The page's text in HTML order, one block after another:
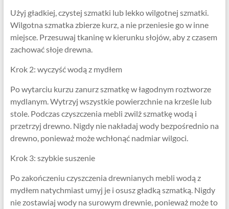
Użyj gładkiej, czystej szmatki lub lekko wilgotnej szmatki.
Wilgotna szmatka zbierze kurz, a nie przeniesie go w inne
miejsce. Przesuwaj tkaninę w kierunku słojów, aby z czasem
zachować słoje drewna.
Krok 2: wyczyść wodą z mydłem
Po wytarciu kurzu zanurz szmatkę w łagodnym roztworze
mydlanym. Wytrzyj wszystkie powierzchnie na krześle lub
stole. Podczas czyszczenia mebli zwilż szmatkę wodą i
przetrzyj drewno. Nigdy nie nakładaj wody bezpośrednio na
drewno, ponieważ może wchłonąć nadmiar wilgoci.
Krok 3: szybkie suszenie
Po zakończeniu czyszczenia drewnianych mebli wodą z
mydłem natychmiast umyj je i osusz gładką szmatką. Nigdy
nie zostawiaj wody na surowym drewnie, ponieważ może to